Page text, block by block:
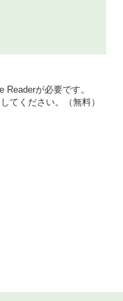
が必要です。
てください。（無料）